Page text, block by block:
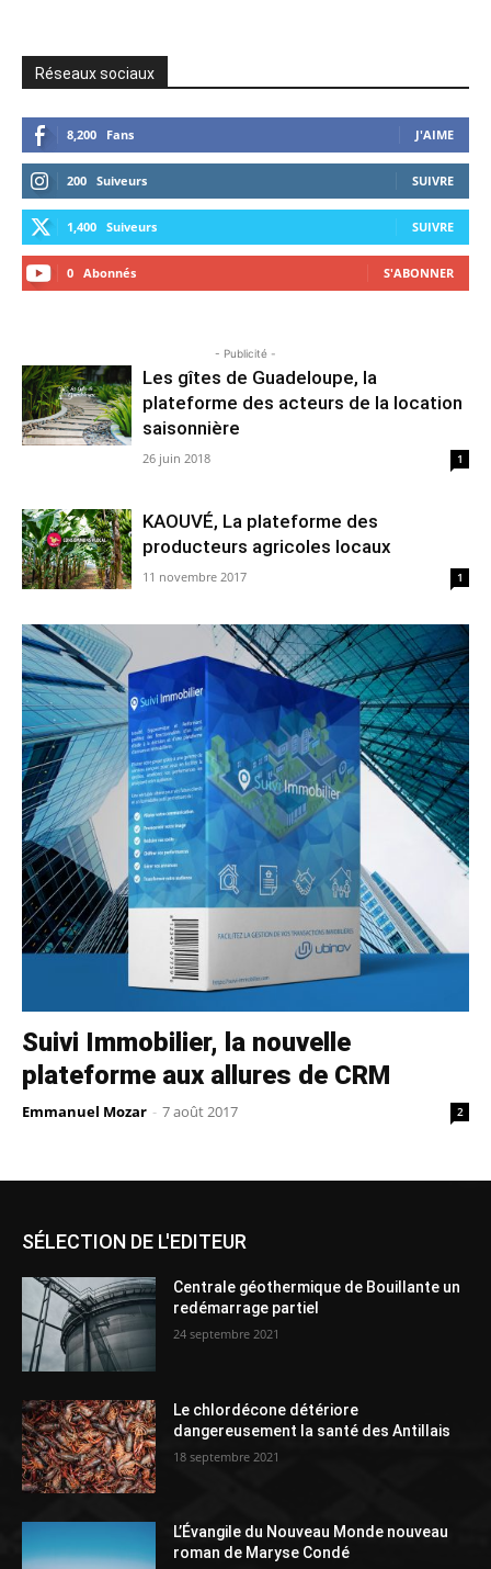
Réseaux sociaux
8,200 Fans J'AIME
200 Suiveurs SUIVRE
1,400 Suiveurs SUIVRE
0 Abonnés S'ABONNER
- Publicité -
Les gîtes de Guadeloupe, la
plateforme des acteurs de la location
saisonnière
26 juin 2018 1
KAOUVÉ, La plateforme des
producteurs agricoles locaux
11 novembre 2017 1
Suivi Immobilier, la nouvelle
plateforme aux allures de CRM
Emmanuel Mozar - 7 août 2017 2
SÉLECTION DE L'EDITEUR
Centrale géothermique de Bouillante un
redémarrage partiel
24 septembre 2021
Le chlordécone détériore
dangereusement la santé des Antillais
18 septembre 2021
L’Évangile du Nouveau Monde nouveau
roman de Maryse Condé